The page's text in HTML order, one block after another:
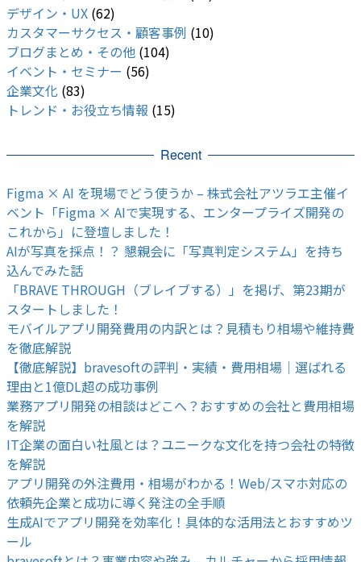
デザイン・UX (62)
カスタマーサクセス・顧客事例 (10)
ブログまとめ・その他 (104)
イベント・セミナー (56)
企業文化 (83)
トレンド・お役立ち情報 (15)
Recent
Figma × AI を現場でどう使うか – 株式会社アツラエ主催イ
ベント「Figma × AIで実現する、エンタープライズ開発の
これから」に登壇しました！
AIが写真を採点！？ 懇親会に「写真判定システム」を持ち
込んでみた話
「BRAVE THROUGH（ブレイブする）」を掲げ、第23期が
スタートしました！
モバイルアプリ開発費用の内訳とは？見積もり相場や維持費
を徹底解説
【徹底解説】bravesoftの評判・実績・費用相場｜選ばれる
理由と1億DL超の成功事例
業務アプリ開発の相談はどこへ？おすすめの会社と費用相場
を解説
IT企業の面白い社風とは？ユニークな文化を持つ会社の特徴
を解説
アプリ開発の外注費用・相場がわかる！Web/スマホ対応の
依頼先企業と成功に導く発注の全手順
生成AIでアプリ開発を効率化！具体的な活用法とおすすめツ
ール